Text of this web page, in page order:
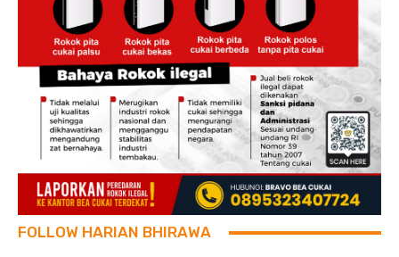
FOLLOW HARIAN BHIRAWA